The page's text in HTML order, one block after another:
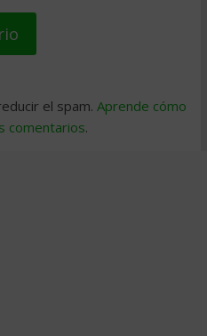
el spam. Aprende cómo
comentarios.